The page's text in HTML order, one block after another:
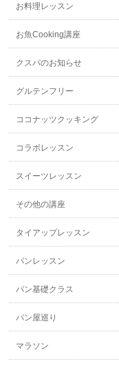
お料理レッスン
お魚Cooking講座
クスパのお知らせ
グルテンフリー
ココナッツクッキング
コラボレッスン
スイーツレッスン
その他の講座
タイアップレッスン
パンレッスン
パン基礎クラス
パン屋巡り
マラソン